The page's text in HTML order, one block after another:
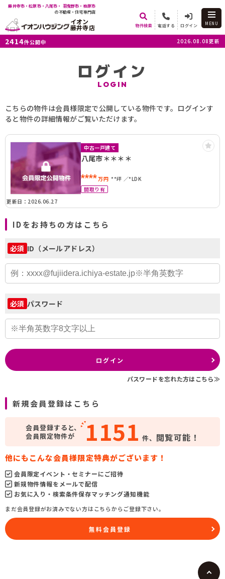
藤井寺市・松原市・八尾市・ 羽曳野市・柏原市
の不動産・住宅専門店
イオン
藤井寺店 物件検索 電話する ログイン MENU
2414件公開中 2026.08.08更新
ログイン
LOGIN
こちらの物件は会員様限定で公開している物件です。ログインす
ると物件の詳細情報がご覧いただけます。
中古一戸建て
八尾市＊＊＊＊
****万円 **坪
*LDK
間取り有
更新日：2026.06.27
IDをお持ちの方はこちら
必須 ID（メールアドレス）
必須 パスワード
ログイン
パスワードを忘れた方はこちら≫
新規会員登録はこちら
会員登録すると、
会員限定物件が
1151 件、 閲覧可能！
他にもこんな会員様限定特典がございます！
会員限定イベント・セミナーにご招待
新規物件情報をメールで配信
お気に入り・検索条件保存マッチング通知機能
まだ会員登録がお済みでない方はこちらからご登録下さい。
無料会員登録